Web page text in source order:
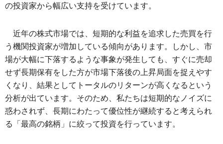
の投資家から幅広い支持を受けています。
近年の株式市場では、短期的な利益を追求した売買を行
う機関投資家が増加している傾向があります。しかし、市
場が大幅に下落するような事象が発生しても、すぐに売却
せず長期保有をした方が市場下落後の上昇局面を捉えやす
くなり、結果としてトータルのリターンが高くなるという
分析が出ています。そのため、私たちは短期的なノイズに
惑わされず、長期にわたって優位性が継続すると考えられ
る「最高の銘柄」に絞って投資を行っています。